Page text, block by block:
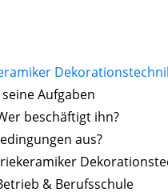
Aufgaben
beschäftigt ihn?
aus?
& Berufsschule